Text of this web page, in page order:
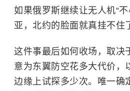
如果俄罗斯继续让无人机“
亚，北约的脸面就真挂不住
这件事最后如何收场，取决
意为东翼防空花多大代价，
边缘上试探多少次。唯一确